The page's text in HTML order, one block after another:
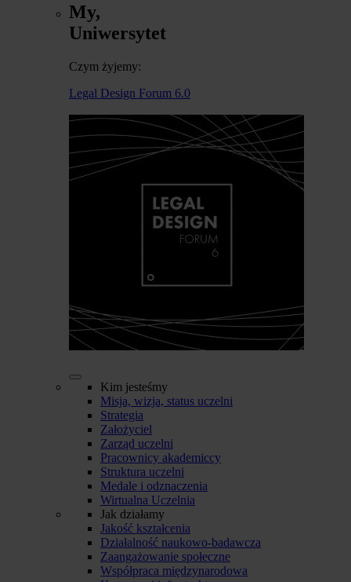
My,
Uniwersytet
Czym żyjemy:
Legal Design Forum 6.0
Kim jesteśmy
Misja, wizja, status uczelni
Strategia
Założyciel
Zarząd uczelni
Pracownicy akademiccy
Struktura uczelni
Medale i odznaczenia
Wirtualna Uczelnia
Jak działamy
Jakość kształcenia
Działalność naukowo-badawcza
Zaangażowanie społeczne
Współpraca międzynarodowa